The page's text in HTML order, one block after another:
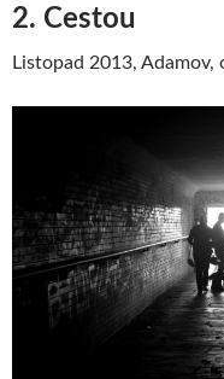
2. Cestou
Listopad 2013, Adamov,